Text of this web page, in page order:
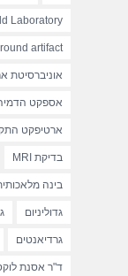
Laboratory
artifact
אוניברסיטת
אספקט
ארטיפקט
בדיקת MRI
בינה
גדוליניום
גרדיאנטים
ד"ר אסנת